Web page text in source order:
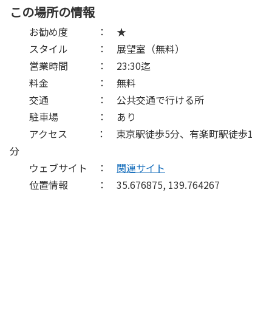
この場所の情報
お勧め度 ： ★
スタイル ： 展望室（無料）
営業時間 ： 23:30迄
料金 ： 無料
交通 ： 公共交通で行ける所
駐車場 ： あり
アクセス ： 東京駅徒歩5分、有楽町駅徒歩1
分
ウェブサイト ： 関連サイト
位置情報 ： 35.676875, 139.764267